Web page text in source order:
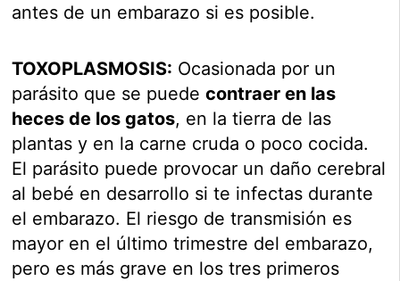
antes de un embarazo si es posible.
TOXOPLASMOSIS: Ocasionada por un
parásito que se puedecontraer en las
heces de los gatos, en la tierra de las
plantas y en la carne cruda o poco cocida.
El parásito puede provocar un daño cerebral
al bebé en desarrollo si te infectas durante
el embarazo. El riesgo de transmisión es
mayor en el último trimestre del embarazo,
pero es más grave en los tres primeros